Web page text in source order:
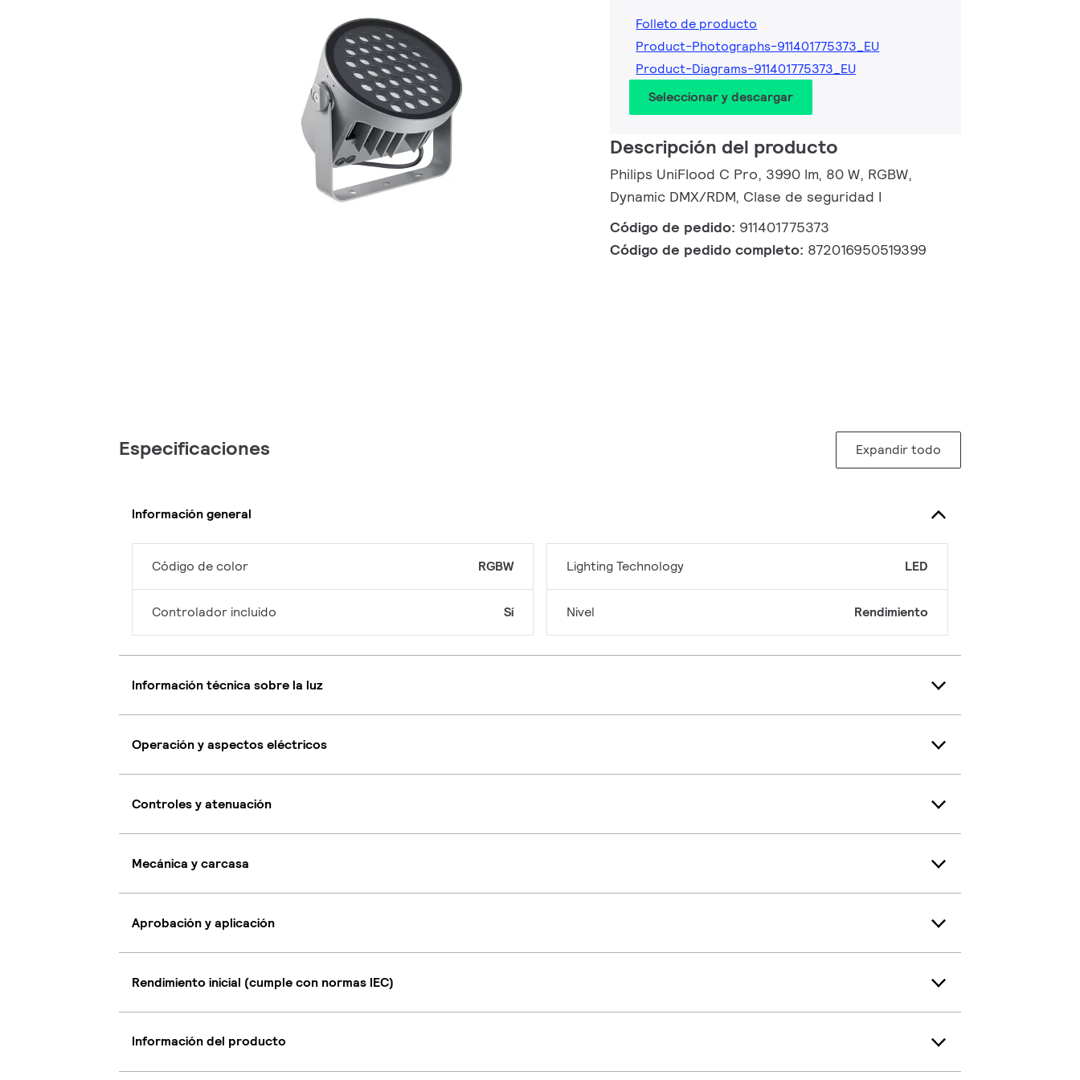
Folleto de producto
Product-Photographs-911401775373_EU
Product-Diagrams-911401775373_EU
Seleccionar y descargar
Descripción del producto
Philips UniFlood C Pro, 3990 lm, 80 W, RGBW,
Dynamic DMX/RDM, Clase de seguridad I
Código de pedido: 911401775373
Código de pedido completo: 872016950519399
Especificaciones Expandir todo
Información general
Código de color RGBW
Controlador incluido Sí
Lighting Technology LED
Nivel Rendimiento
Información técnica sobre la luz
Operación y aspectos eléctricos
Controles y atenuación
Mecánica y carcasa
Aprobación y aplicación
Rendimiento inicial (cumple con normas IEC)
Información del producto